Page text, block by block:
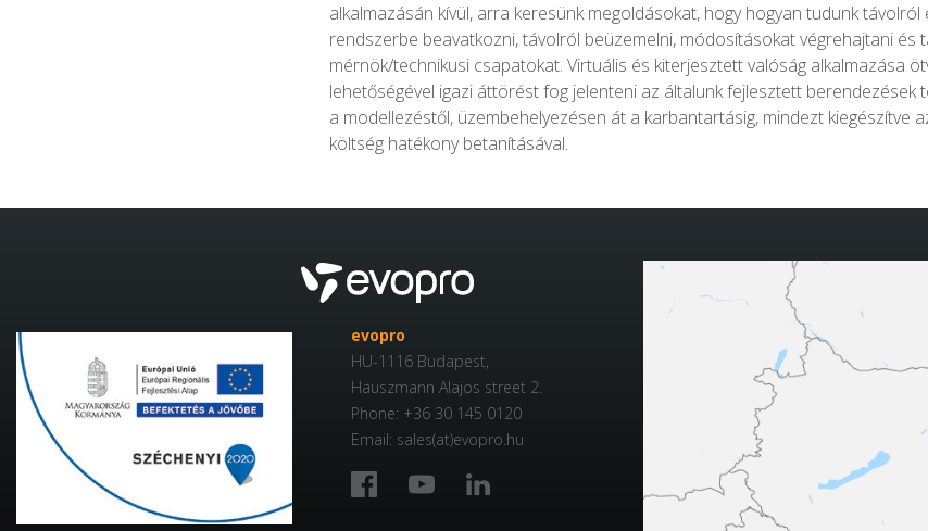
alkalmazásán kívül, arra keresünk megoldásokat, hogy hogyan tudunk
rendszerbe beavatkozni, távolról beüzemelni, módosításokat végrehajtani és
mérnök/technikusi csapatokat. Virtuális és kiterjesztett valóság alkalmazása
lehetőségével igazi áttörést fog jelenteni az általunk fejlesztett berendezések
a modellezéstől, üzembehelyezésen át a karbantartásig, mindezt kiegészítve
költség hatékony betanításával.
evopro
HU-1116 Budapest,
Hauszmann Alajos street 2.
Phone: +36 30 145 0120
Email: sales(at)evopro.hu